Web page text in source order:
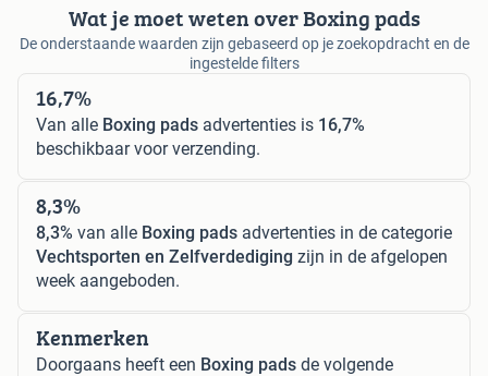
Wat je moet weten over Boxing pads
De onderstaande waarden zijn gebaseerd op je zoekopdracht en de
ingestelde filters
16,7%
Van alle Boxing pads advertenties is 16,7%
beschikbaar voor verzending.
8,3%
8,3% van alle Boxing pads advertenties in de categorie
Vechtsporten en Zelfverdediging zijn in de afgelopen
week aangeboden.
Kenmerken
Doorgaans heeft een Boxing pads de volgende